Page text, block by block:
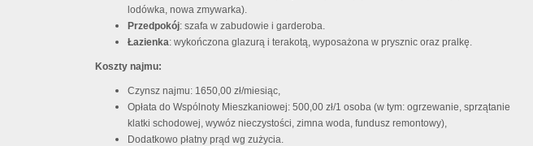
lodówka, nowa zmywarka).
Przedpokój: szafa w zabudowie i garderoba.
Łazienka: wykończona glazurą i terakotą, wyposażona w prysznic oraz pralkę.
Koszty najmu:
Czynsz najmu: 1650,00 zł/miesiąc,
Opłata do Wspólnoty Mieszkaniowej: 500,00 zł/1 osoba (w tym: ogrzewanie, sprzątanie
klatki schodowej, wywóz nieczystości, zimna woda, fundusz remontowy),
Dodatkowo płatny prąd wg zużycia.